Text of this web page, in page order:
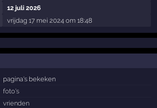
12 juli 2026
vrijdag 17 mei 2024 om 18:48
pagina's bekeken
foto's
vrienden